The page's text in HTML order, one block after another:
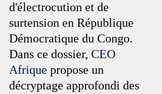
d'électrocution et de
surtension en République
Démocratique du Congo.
Dans ce dossier, CEO
Afrique propose un
décryptage approfondi des